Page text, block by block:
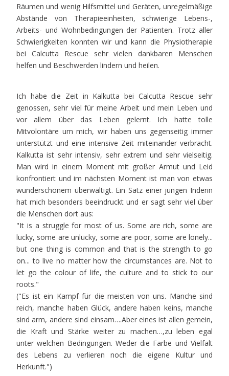
Räumen und wenig Hilfsmittel und Geräten, unregelmäßige
Abstände von Therapieeinheiten, schwierige Lebens-,
Arbeits- und Wohnbedingungen der Patienten. Trotz aller
Schwierigkeiten konnten wir und kann die Physiotherapie
bei Calcutta Rescue sehr vielen dankbaren Menschen
helfen und Beschwerden lindern und heilen.
Ich habe die Zeit in Kalkutta bei Calcutta Rescue sehr
genossen, sehr viel für meine Arbeit und mein Leben und
vor allem über das Leben gelernt. Ich hatte tolle
Mitvolontäre um mich, wir haben uns gegenseitig immer
unterstützt und eine intensive Zeit miteinander verbracht.
Kalkutta ist sehr intensiv, sehr extrem und sehr vielseitig.
Man wird in einem Moment mit großer Armut und Leid
konfrontiert und im nächsten Moment ist man von etwas
wunderschönem überwältigt. Ein Satz einer jungen Inderin
hat mich besonders beeindruckt und er sagt sehr viel über
die Menschen dort aus:
"It is a struggle for most of us. Some are rich, some are
lucky, some are unlucky, some are poor, some are lonely...
but one thing is common and that is the strength to go
on... to live no matter how the circumstances are. Not to
let go the colour of life, the culture and to stick to our
roots."
("Es ist ein Kampf für die meisten von uns. Manche sind
reich, manche haben Glück, andere haben keins, manche
sind arm, andere sind einsam….Aber eines ist allen gemein,
die Kraft und Stärke weiter zu machen…,zu leben egal
unter welchen Bedingungen. Weder die Farbe und Vielfalt
des Lebens zu verlieren noch die eigene Kultur und
Herkunft.")